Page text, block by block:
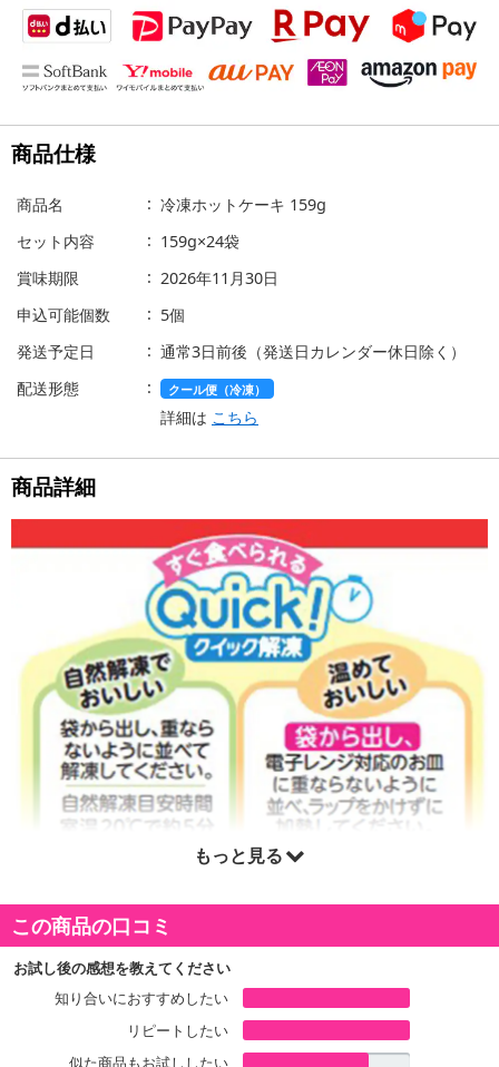
商品仕様
商品名
冷凍ホットケーキ 159g
セット内容
159g×24袋
賞味期限
2026年11月30日
申込可能個数
5個
発送予定日
通常3日前後（発送日カレンダー休日除く）
配送形態
クール便（冷凍）
詳細は こちら
商品詳細
もっと見る
この商品の口コミ
お試し後の感想を教えてください
知り合いにおすすめしたい
リピートしたい
似た商品もお試ししたい